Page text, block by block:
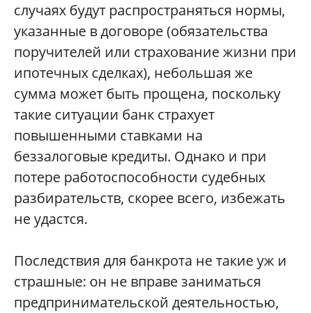
случаях будут распространяться нормы,
указанные в договоре (обязательства
поручителей или страхование жизни при
ипотечных сделках), небольшая же
сумма может быть прощена, поскольку
такие ситуации банк страхует
повышенными ставками на
беззалоговые кредиты. Однако и при
потере работоспособности судебных
разбирательств, скорее всего, избежать
не удастся.
Последствия для банкрота не такие уж и
страшные: он не вправе заниматься
предпринимательской деятельностью,